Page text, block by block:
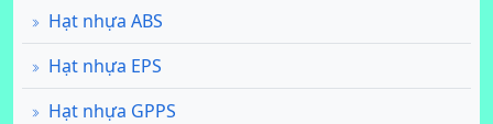
Hạt nhựa ABS
Hạt nhựa EPS
Hạt nhựa GPPS